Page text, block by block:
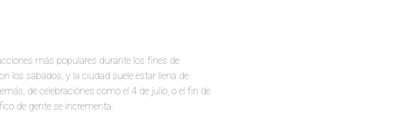
más populares durante los fines de
los sábados, y la ciudad suele estar llena de
de celebraciones como el 4 de julio, o el fin de
de gente se incrementa.